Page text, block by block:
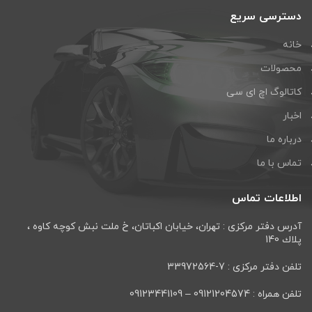
دسترسی سریع
خانه
محصولات
کاتالوگ اچ ای سی
اخبار
درباره ما
تماس با ما
اطلاعات تماس
آدرس دفتر مرکزی : تهران، خيابان اكباتان، خ ملت نبش كوچه كاوه ،
پلاك 140
تلفن دفتر مرکزی : 7-33972564
تلفن همراه : 09121204574 – 09123441109